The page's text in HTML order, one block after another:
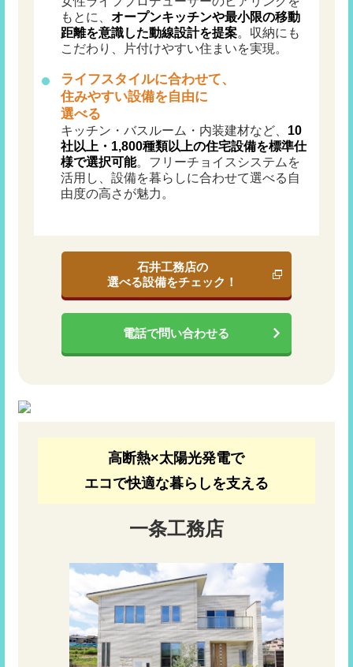
もとに、オープンキッチンや最小限の移動
距離を意識した動線設計を提案。収納にも
こだわり、片付けやすい住まいを実現。
ライフスタイルに合わせて、
住みやすい設備を自由に
選べる
キッチン・バスルーム・内装建材など、 10
社以上・1,800種類以上の住宅設備を標準仕
様で選択可能。フリーチョイスシステムを
活用し、設備を暮らしに合わせて選べる自
由度の高さが魅力。
石井工務店の
選べる設備をチェック！
電話で問い合わせる
高断熱×太陽光発電で
エコで快適な暮らしを支える
一条工務店